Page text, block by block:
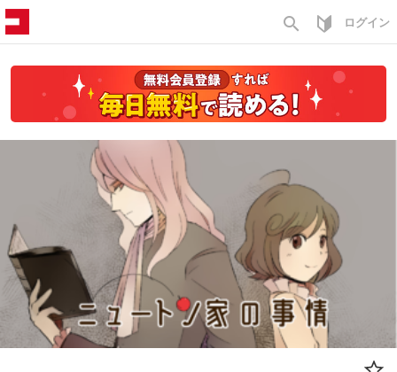
search ログイン